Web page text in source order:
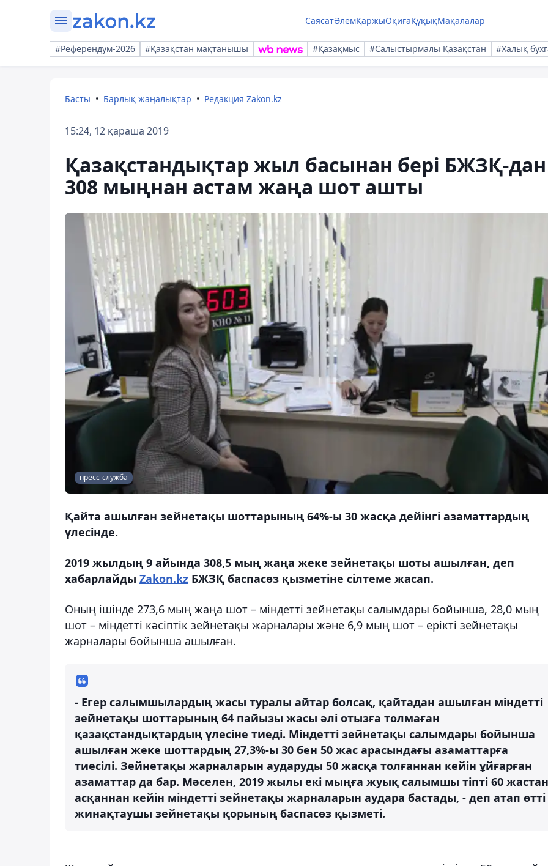
СаясатӘлемҚаржыОқиғаҚұқықМақалалар
#Референдум-2026 #Қазақстан мақтанышы #Қазақмыс #Салыстырмалы Қазақстан #Халық
Басты Барлық жаңалықтар Редакция Zakon.kz
15:24, 12 қараша 2019
Қазақстандықтар жыл басынан бері БЖЗҚ-дан
308 мыңнан астам жаңа шот ашты
пресс-служба
Қайта ашылған зейнетақы шоттарының 64%-ы 30 жасқа дейінгі азаматтардың
үлесінде.
2019 жылдың 9 айында 308,5 мың жаңа жеке зейнетақы шоты ашылған, деп
хабарлайды Zakon.kz БЖЗҚ баспасөз қызметіне сілтеме жасап.
Оның ішінде 273,6 мың жаңа шот – міндетті зейнетақы салымдары бойынша, 28,0 мың
шот – міндетті кәсіптік зейнетақы жарналары және 6,9 мың шот – ерікті зейнетақы
жарналары бойынша ашылған.
- Егер салымшылардың жасы туралы айтар болсақ, қайтадан ашылған міндетті
зейнетақы шоттарының 64 пайызы жасы әлі отызға толмаған
қазақстандықтардың үлесіне тиеді. Міндетті зейнетақы салымдары бойынша
ашылған жеке шоттардың 27,3%-ы 30 бен 50 жас арасындағы азаматтарға
тиесілі. Зейнетақы жарналарын аударуды 50 жасқа толғаннан кейін ұйғарған
азаматтар да бар. Мәселен, 2019 жылы екі мыңға жуық салымшы тіпті 60 жастан
асқаннан кейін міндетті зейнетақы жарналарын аудара бастады, - деп атап өтті
жинақтаушы зейнетақы қорының баспасөз қызметі.